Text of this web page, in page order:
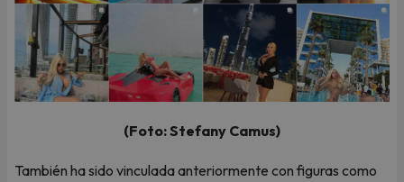
(Foto: Stefany Camus)
También ha sido vinculada anteriormente con figuras como